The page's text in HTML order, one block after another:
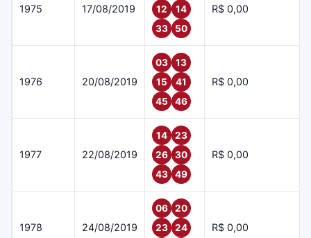
1975 17/08/2019 12
14
33
50
R$ 0,00
1976 20/08/2019
03
13
15
41
45
46
R$ 0,00
1977 22/08/2019
14
23
26
30
43
49
R$ 0,00
1978 24/08/2019
06
20
23
24
R$ 0,00